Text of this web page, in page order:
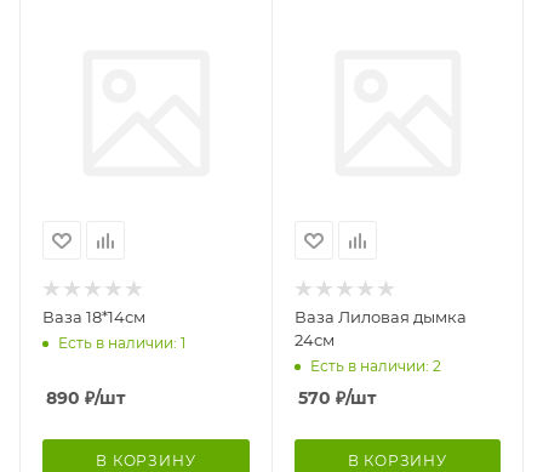
Ваза 18*14см
Есть в наличии: 1
890 ₽/шт
В КОРЗИНУ
Ваза Лиловая дымка
24см
Есть в наличии: 2
570 ₽/шт
В КОРЗИНУ